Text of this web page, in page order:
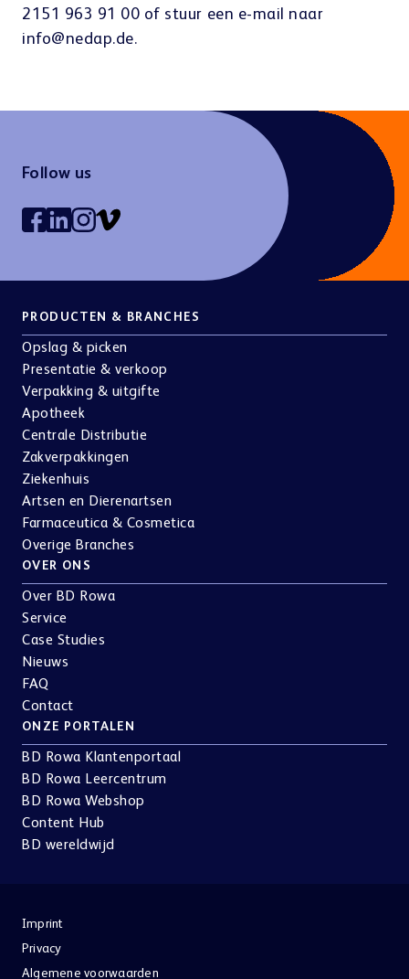
2151 963 91 00 of stuur een e-mail naar
info@nedap.de.
Follow us
PRODUCTEN & BRANCHES
Opslag & picken
Presentatie & verkoop
Verpakking & uitgifte
Apotheek
Centrale Distributie
Zakverpakkingen
Ziekenhuis
Artsen en Dierenartsen
Farmaceutica & Cosmetica
Overige Branches
OVER ONS
Over BD Rowa
Service
Case Studies
Nieuws
FAQ
Contact
ONZE PORTALEN
BD Rowa Klantenportaal
BD Rowa Leercentrum
BD Rowa Webshop
Content Hub
BD wereldwijd
Imprint
Privacy
Algemene voorwaarden